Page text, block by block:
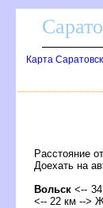
Карта
Расстояние
Доехать на
ольск <--
<-- 22 км -->